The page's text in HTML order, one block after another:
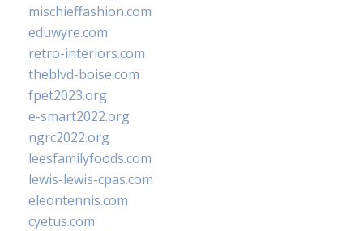
mischieffashion.com
eduwyre.com
retro-interiors.com
theblvd-boise.com
fpet2023.org
e-smart2022.org
ngrc2022.org
leesfamilyfoods.com
lewis-lewis-cpas.com
eleontennis.com
cyetus.com